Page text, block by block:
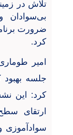
تلاش در
بی‌سوادان
ضرورت
کرد.
امیر
جلسه بهبود
کرد: این
ارتقای
سوادآموزی